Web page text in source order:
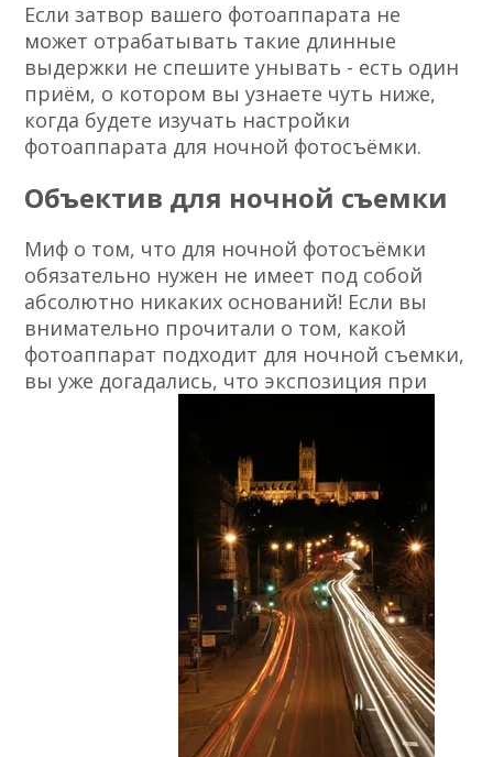
Eсли затвор вашего фотоаппарата не
может отрабатывать такие длинные
выдержки не спешите унывать - есть один
приём, о котором вы узнаете чуть ниже,
когда будете изучать настройки
фотоаппарата для ночной фотосъёмки.
Объектив для ночной съемки
Миф о том, что для ночной фотосъёмки
обязательно нужен не имеет под собой
абсолютно никаких оснований! Если вы
внимательно прочитали о том, какой
фотоаппарат подходит для ночной съемки,
вы уже догадались, что экспозиция при